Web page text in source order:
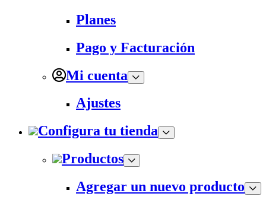
Planes
Pago y Facturación
Mi cuenta
Ajustes
Configura tu tienda
Productos
Agregar un nuevo producto